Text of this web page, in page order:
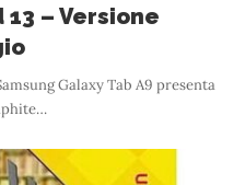
13 – Versione
Galaxy Tab A9 presenta
…